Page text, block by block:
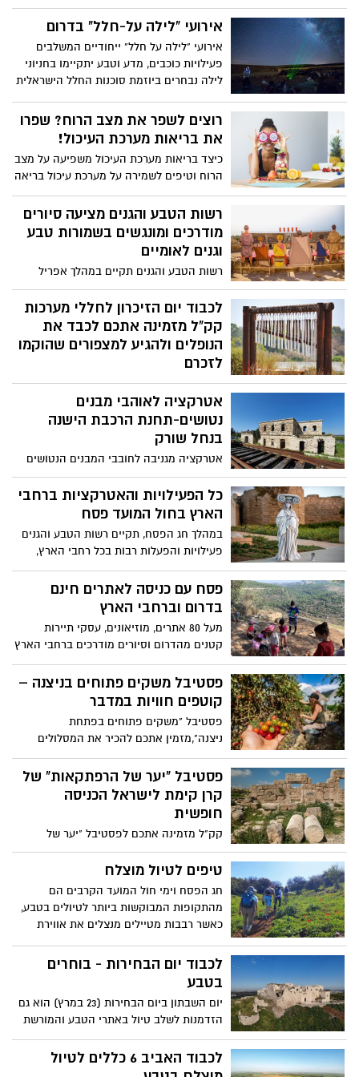
המפורסם של חיל האוויר, כמה נחמד לצאת
לטיול בגנים הלאומיים ובו בזמן ליהנות
מצפייה במטס כדי ליהנות מהחוויה המלאה
של המטס, ריכזנו לכם את הגנים שהכי שווה
לבקר בהם ביום העצמאות הקרוב.
אירועי "לילה על-חלל" בדרום
אירועי "לילה על חלל" ייחודיים המשלבים
פעילויות כוכבים, מדע וטבע יתקיימו בחניוני
לילה נבחרים ביוזמת סוכנות החלל הישראלית
ורשות הטבע והגנים
רוצים לשפר את מצב הרוח? שפרו
את בריאות מערכת העיכול!
כיצד בריאות מערכת העיכול משפיעה על מצב
הרוח וטיפים לשמירה על מערכת עיכול בריאה
רשות הטבע והגנים מציעה סיורים
מודרכים ומונגשים בשמורות טבע
וגנים לאומיים
רשות הטבע והגנים תקיים במהלך אפריל
סדרת סיורים מודרכים המותאמים לכל
המשפחה ובדגש למשתתפים עם מוגבלות.
מדובר בסיורים המותאמים למתקשים
ולמוגבלים בהליכה, ללקויי שמיעה ולמוגבלים
קוגניטיבית. בשלב זה יתקיימו הסיורים באזור
המרכז.
לכבוד יום הזיכרון לחללי מערכות
קק"ל מזמינה אתכם לכבד את
הנופלים ולהגיע למצפורים שהוקמו
לזכרם
לכבוד יום הזיכרון לחללי מערכות ישראל קרן
קימת לישראל מזמינה אתכם לכבד את
הנופלים ולהגיע למצפורים שהוקמו לזכרם
אטרקציה לאוהבי מבנים
נטושים-תחנת הרכבת הישנה
בנחל שורק
אטרקציה מגניבה לחובבי המבנים הנטושים
הרכבות ובעיקר הצילומים, כשתגיעו לתחנת
הרכבת הישנה בנחל שורק תמצאו בניין
התחנה שהוקם ב-1915 על ידי השלטונות
הפסים החדשים .
כל הפעילויות והאטרקציות ברחבי
הארץ בחול המועד פסח
במהלך חג הפסח, תקיים רשות הטבע והגנים
פעילויות והפעלות רבות בכל רחבי הארץ,
כולל מיזם "נושמים תרבות" בשיתוף מפעל
הפיס שבמסגרתו יופיעו מאות אמנים שונים
בגנים הלאומיים ושמורות הטבע, והדרכות
מיוחדות של מדריכי משרד התיירות במגוון
אתרים שונים
פסח עם כניסה לאתרים חינם
בדרום וברחבי הארץ
מעל 80 אתרים, מוזיאונים, עסקי תיירות
קטנים מהדרום וסיורים מודרכים ברחבי הארץ
ייפתחו בחינם לכל הציבור בישראל במהלך
חול המועד פסח, בחסות בנק הפועלים לרגל
100 שנה להיווסדו
פסטיבל משקים פתוחים בניצנה –
קוטפים חוויות במדבר
פסטיבל "משקים פתוחים בפתחת
ניצנה",מזמין אתכם להכיר את המסלולים
הנסתרים של כביש 10, סדנאות בטבע - באגם,
במכתש, בגב או ביקב. מרחב הר הנגב מזמין
את כל המשפחה לבחור מבין עשרות פעילויות
במרחב הבטוח של המדבר הפתוח. להכיר
ולחוות מקרוב את החקלאות המדברית
במדבר הנסתר של פתחת ניצנה - לגלות מהו
צמח ה"סליקורינה", לקטוף אוכמניות, פרחים
וירקות אורגניים ולקנח בסדנאות ומלאכות
עתיקות ובנייה בבוץ.
פסטיבל "יער של הרפתקאות" של
קרן קימת לישראל הכניסה
חופשית
קק"ל מזמינה אתכם לפסטיבל "יער של
הרפתקאות" ביערות קק"ל ברחבי הארץ,
האירוע יתקיים דרך אפליקציית "חוויער".
טיפים לטיול מוצלח
חג הפסח וימי חול המועד הקרבים הם
מהתקופות המבוקשות ביותר לטיולים בטבע,
כאשר רבבות מטיילים מנצלים את אווירת
כדי לטייל בשמורות הטבע והגנים הלאומים,
וחוויות המוצעות לקהל הרחב. יחד עם זאת
כדי שהטיול ייזכר כחוויה חיובית וכדי שנחזור
הביתה בשלום חשוב להקפיד על מספר
כללים.
לכבוד יום הבחירות - בוחרים
בטבע
יום השבתון ביום הבחירות (23 במרץ) הוא גם
הזדמנות לשלב טיול באתרי הטבע והמורשת
עם משפחה וחברים. במסגרת זאת רשות
הטבע והגנים תפתח לראשונה למען המבקרים
לכבוד האביב 6 כללים לטיול